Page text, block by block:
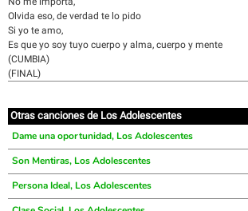
Olvida eso, de verdad te lo pido
Si yo te amo,
Es que yo soy tuyo cuerpo y alma, cuerpo y mente
(CUMBIA)
(FINAL)
Otras canciones de Los Adolescentes
Dame una oportunidad, Los Adolescentes
Son Mentiras, Los Adolescentes
Persona Ideal, Los Adolescentes